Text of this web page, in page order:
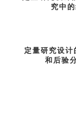
究中
定量研究设
和后验